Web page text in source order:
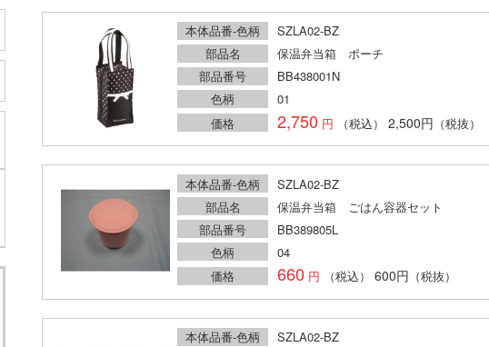
本体品番-色柄
SZLA02-BZ
部品名
保温弁当箱 ポーチ
部品番号
BB438001N
色柄
01
価格
2,750 （税込） 2,500円 （税抜）
本体品番-色柄
SZLA02-BZ
部品名
保温弁当箱 ごはん容器セット
部品番号
BB389805L
色柄
04
価格
660 （税込） 600円 （税抜）
本体品番-色柄
SZLA02-BZ